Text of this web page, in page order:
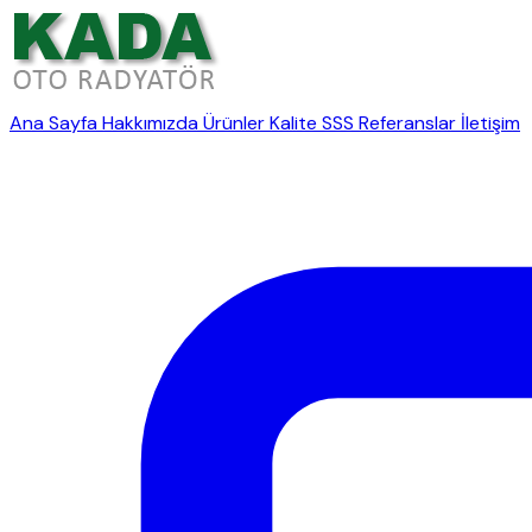
Ana SayfaHakkımızdaÜrünlerKalite SSS Referanslar İletişim